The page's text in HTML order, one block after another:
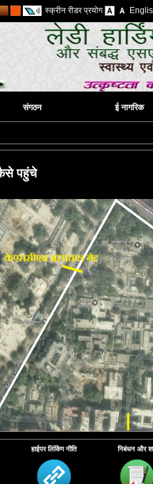
स्क्रीन रीडर प्रयोग
संगठन ई नागरिक
पहुंचे
हाईपर लिंकिंग नीति निबंधन और